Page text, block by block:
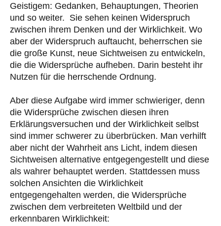
Geistigem: Gedanken, Behauptungen, Theorien
und so weiter. Sie sehen keinen Widerspruch
zwischen ihrem Denken und der Wirklichkeit. Wo
aber der Widerspruch auftaucht, beherrschen sie
die große Kunst, neue Sichtweisen zu entwickeln,
die die Widersprüche aufheben. Darin besteht ihr
Nutzen für die herrschende Ordnung.
Aber diese Aufgabe wird immer schwieriger, denn
die Widersprüche zwischen diesen ihren
Erklärungsversuchen und der Wirklichkeit selbst
sind immer schwerer zu überbrücken. Man verhilft
aber nicht der Wahrheit ans Licht, indem diesen
Sichtweisen alternative entgegengestellt und diese
als wahrer behauptet werden. Stattdessen muss
solchen Ansichten die Wirklichkeit
entgegengehalten werden, die Widersprüche
zwischen dem verbreiteten Weltbild und der
erkennbaren Wirklichkeit: